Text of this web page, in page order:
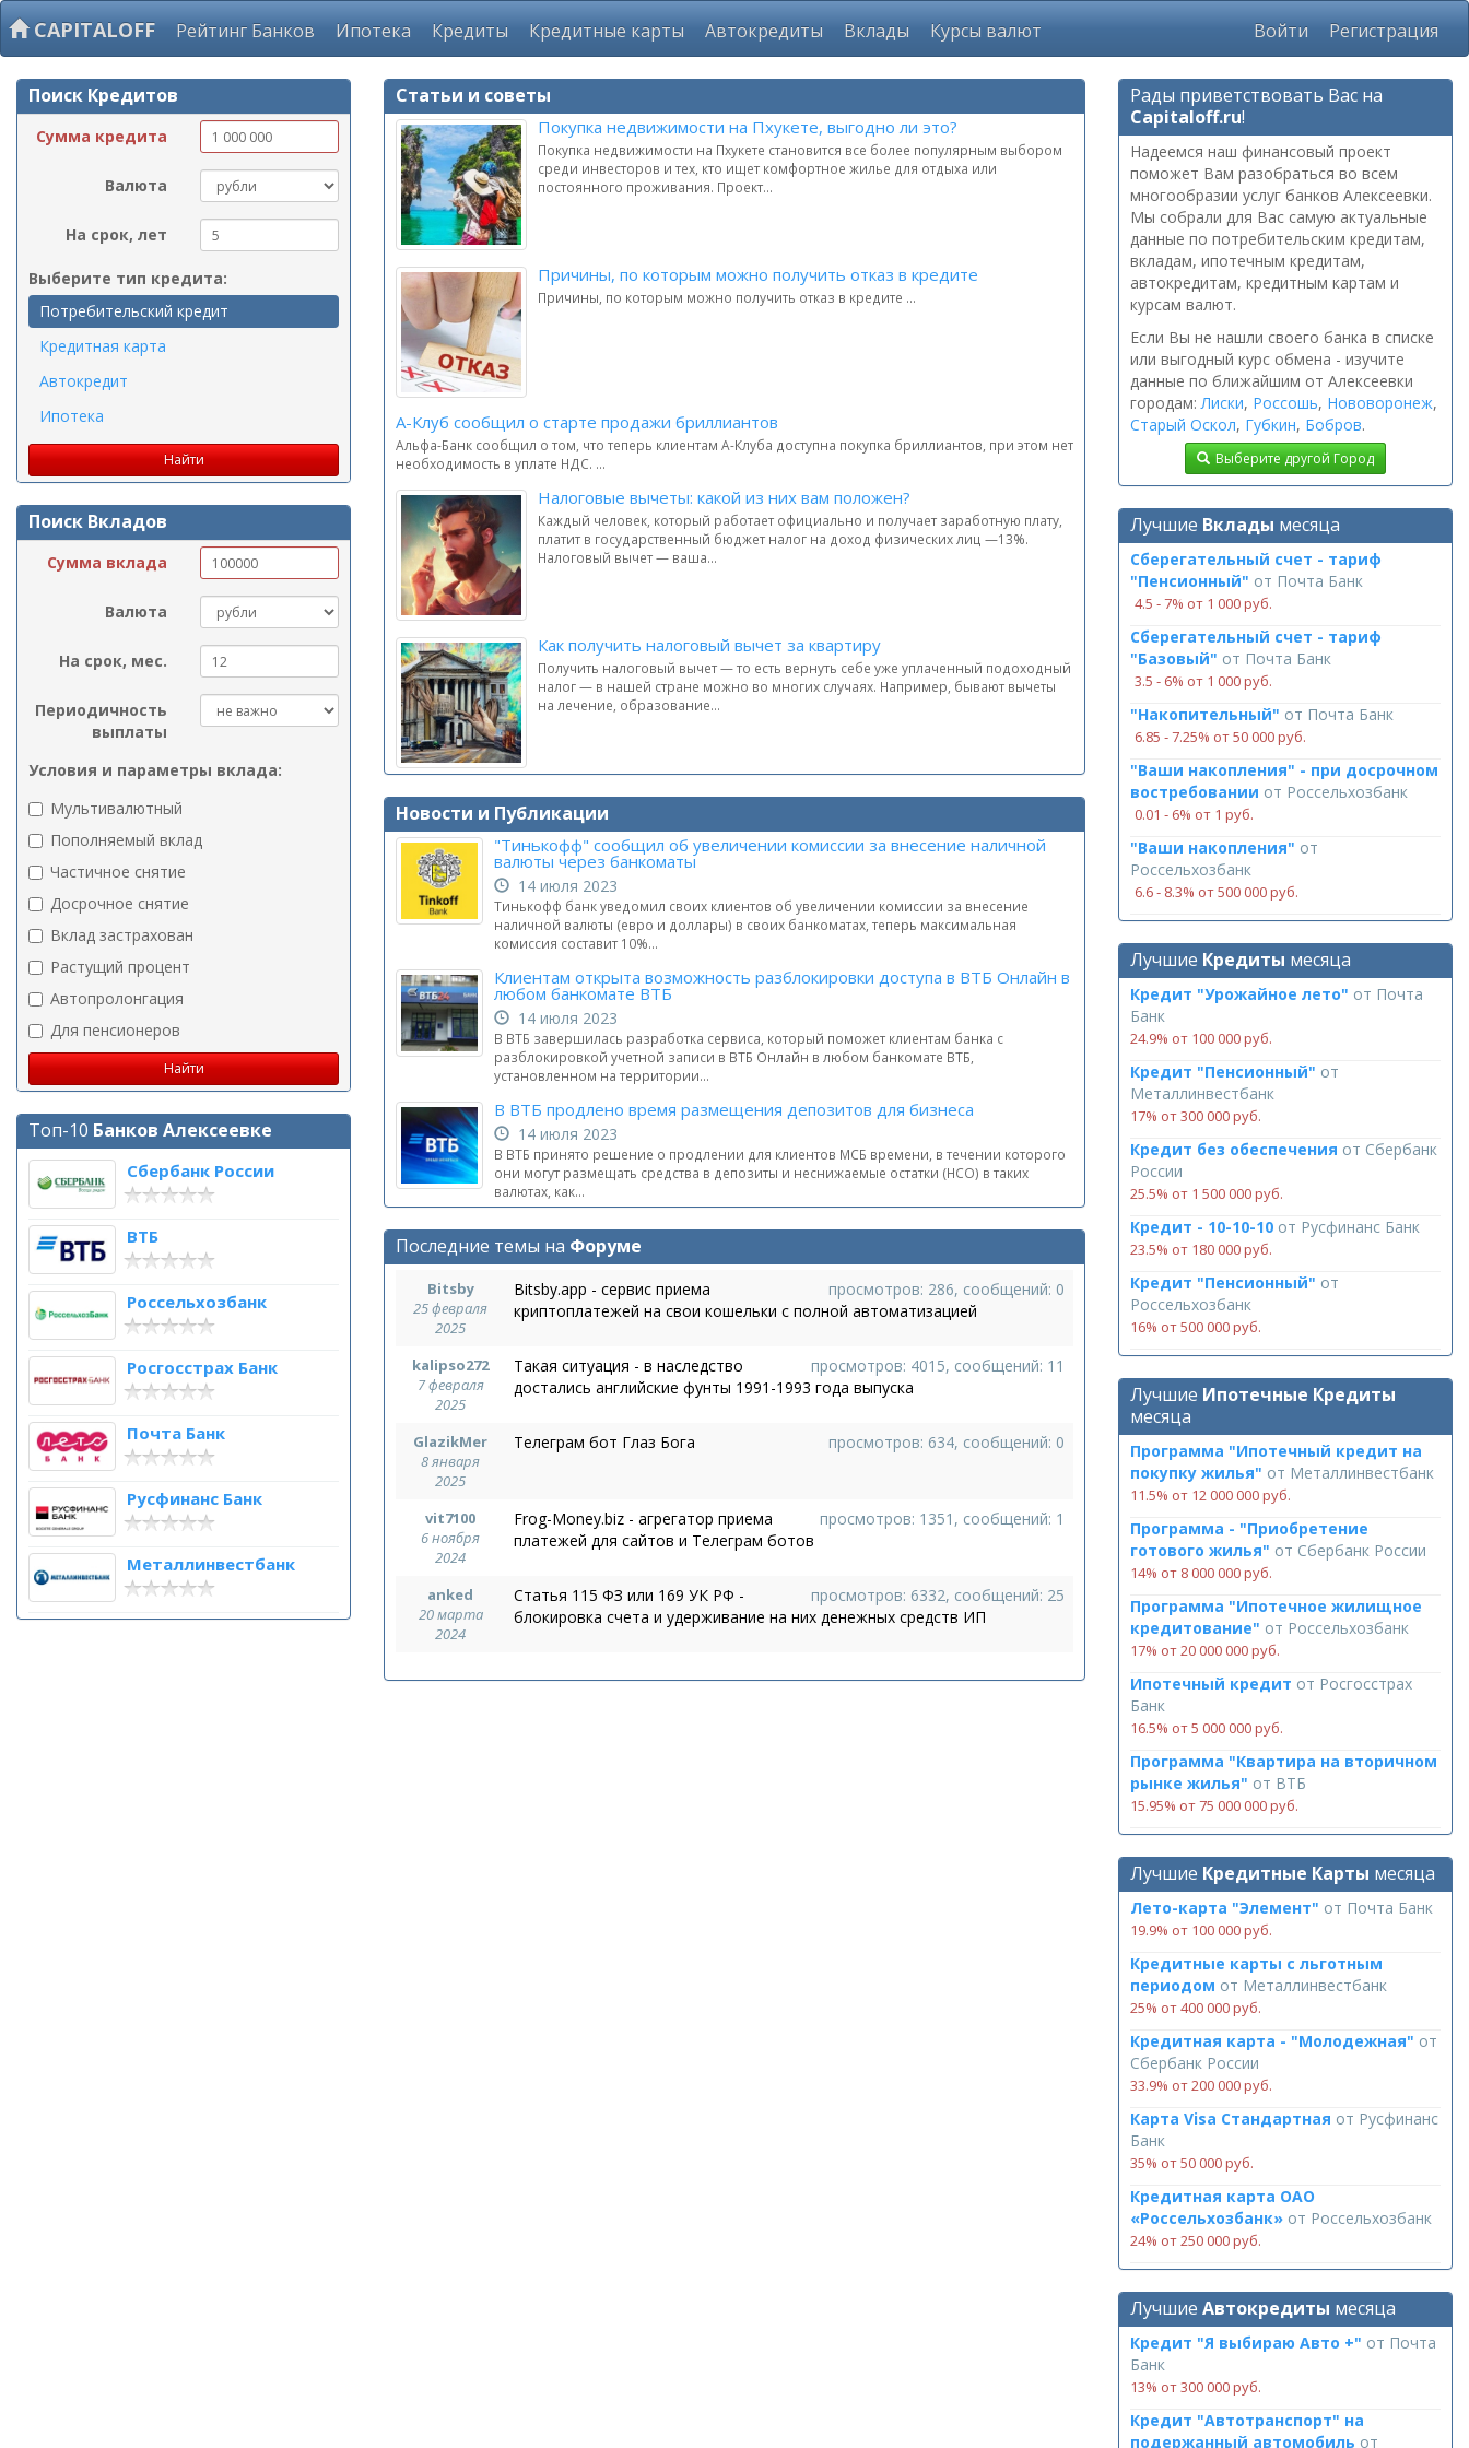
CAPITALOFF Рейтинг Банков Ипотека Кредиты Кредитные карты Автокредиты Вклады Курсы валют Войти Регистрация
Поиск Кредитов
Сумма кредита
Валюта
На срок, лет
Выберите тип кредита:
Потребительский кредит
Кредитная карта
Автокредит
Ипотека
Поиск Вкладов
Сумма вклада
Валюта
На срок, мес.
Периодичность
выплаты
Условия и параметры вклада:
Мультивалютный
Пополняемый вклад
Частичное снятие
Досрочное снятие
Вклад застрахован
Растущий процент
Автопролонгация
Для пенсионеров
Топ-10 Банков Алексеевке
Сбербанк России
ВТБ
Россельхозбанк
Росгосстрах Банк
Почта Банк
Русфинанс Банк
Металлинвестбанк
Статьи и советы
Покупка недвижимости на Пхукете, выгодно ли это?
Покупка недвижимости на Пхукете становится все более популярным выбором
среди инвесторов и тех, кто ищет комфортное жилье для отдыха или
постоянного проживания. Проект...
Причины, по которым можно получить отказ в кредите
Причины, по которым можно получить отказ в кредите ...
А-Клуб сообщил о старте продажи бриллиантов
Альфа-Банк сообщил о том, что теперь клиентам А-Клуба доступна покупка бриллиантов, при этом нет
необходимость в уплате НДС. ...
Налоговые вычеты: какой из них вам положен?
Каждый человек, который работает официально и получает заработную плату,
платит в государственный бюджет налог на доход физических лиц —13%.
Налоговый вычет — ваша...
Как получить налоговый вычет за квартиру
Получить налоговый вычет — то есть вернуть себе уже уплаченный подоходный
налог — в нашей стране можно во многих случаях. Например, бывают вычеты
на лечение, образование...
Новости и Публикации
"Тинькофф" сообщил об увеличении комиссии за внесение наличной
валюты через банкоматы
14 июля 2023
Тинькофф банк уведомил своих клиентов об увеличении комиссии за внесение
наличной валюты (евро и доллары) в своих банкоматах, теперь максимальная
комиссия составит 10%...
Клиентам открыта возможность разблокировки доступа в ВТБ Онлайн в
любом банкомате ВТБ
14 июля 2023
В ВТБ завершилась разработка сервиса, который поможет клиентам банка с
разблокировкой учетной записи в ВТБ Онлайн в любом банкомате ВТБ,
установленном на территории...
В ВТБ продлено время размещения депозитов для бизнеса
14 июля 2023
В ВТБ принято решение о продлении для клиентов МСБ времени, в течении которого
они могут размещать средства в депозиты и неснижаемые остатки (НСО) в таких
валютах, как...
Последние темы на Форуме
Bitsby
25 февраля
2025
просмотров: 286, сообщений: 0
Bitsby.app - сервис приема
криптоплатежей на свои кошельки с полной автоматизацией
kalipso272
7 февраля
2025
просмотров: 4015, сообщений: 11
Такая ситуация - в наследство
достались английские фунты 1991-1993 года выпуска
GlazikMer
8 января
2025
просмотров: 634, сообщений: 0
Телеграм бот Глаз Бога
vit7100
6 ноября
2024
просмотров: 1351, сообщений: 1
Frog-Money.biz - агрегатор приема
платежей для сайтов и Телеграм ботов
anked
20 марта
2024
просмотров: 6332, сообщений: 25
Статья 115 ФЗ или 169 УК РФ -
блокировка счета и удерживание на них денежных средств ИП
Рады приветствовать Вас на
Capitaloff.ru!
Надеемся наш финансовый проект
поможет Вам разобраться во всем
многообразии услуг банков Алексеевки.
Мы собрали для Вас самую актуальные
данные по потребительским кредитам,
вкладам, ипотечным кредитам,
автокредитам, кредитным картам и
курсам валют.
Если Вы не нашли своего банка в списке
или выгодный курс обмена - изучите
данные по ближайшим от Алексеевки
городам:Лиски, Россошь, Нововоронеж,
Старый Оскол, Губкин, Бобров.
Выберите другой Город
Лучшие Вклады месяца
Сберегательный счет - тариф
"Пенсионный" от Почта Банк
4.5 ‑ 7% от 1 000 руб.
Сберегательный счет - тариф
"Базовый" от Почта Банк
3.5 ‑ 6% от 1 000 руб.
"Накопительный" от Почта Банк
6.85 ‑ 7.25% от 50 000 руб.
"Ваши накопления" - при досрочном
востребовании от Россельхозбанк
0.01 ‑ 6% от 1 руб.
"Ваши накопления" от
Россельхозбанк
6.6 ‑ 8.3% от 500 000 руб.
Лучшие Кредиты месяца
Кредит "Урожайное лето" от Почта
Банк
24.9% от 100 000 руб.
Кредит "Пенсионный" от
Металлинвестбанк
17% от 300 000 руб.
Кредит без обеспечения от Сбербанк
России
25.5% от 1 500 000 руб.
Кредит - 10-10-10 от Русфинанс Банк
23.5% от 180 000 руб.
Кредит "Пенсионный" от
Россельхозбанк
16% от 500 000 руб.
Лучшие Ипотечные Кредиты
месяца
Программа "Ипотечный кредит на
покупку жилья" от Металлинвестбанк
11.5% от 12 000 000 руб.
Программа - "Приобретение
готового жилья" от Сбербанк России
14% от 8 000 000 руб.
Программа "Ипотечное жилищное
кредитование" от Россельхозбанк
17% от 20 000 000 руб.
Ипотечный кредит от Росгосстрах
Банк
16.5% от 5 000 000 руб.
Программа "Квартира на вторичном
рынке жилья" от ВТБ
15.95% от 75 000 000 руб.
Лучшие Кредитные Карты месяца
Лето-карта "Элемент" от Почта Банк
19.9% от 100 000 руб.
Кредитные карты с льготным
периодом от Металлинвестбанк
25% от 400 000 руб.
Кредитная карта - "Молодежная" от
Сбербанк России
33.9% от 200 000 руб.
Карта Visa Стандартная от Русфинанс
Банк
35% от 50 000 руб.
Кредитная карта ОАО
«Россельхозбанк» от Россельхозбанк
24% от 250 000 руб.
Лучшие Автокредиты месяца
Кредит "Я выбираю Авто +" от Почта
Банк
13% от 300 000 руб.
Кредит "Автотранспорт" на
подержанный автомобиль от